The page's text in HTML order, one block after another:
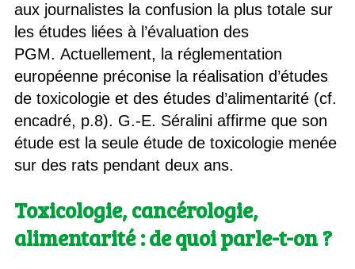
aux journalistes la confusion la plus totale sur
les études liées à l’évaluation des
PGM. Actuellement, la réglementation
européenne préconise la réalisation d’études
de toxicologie et des études d’alimentarité (cf.
encadré, p.8). G.-E. Séralini affirme que son
étude est la seule étude de toxicologie menée
sur des rats pendant deux ans.
Toxicologie, cancérologie,
alimentarité : de quoi parle-t-on ?